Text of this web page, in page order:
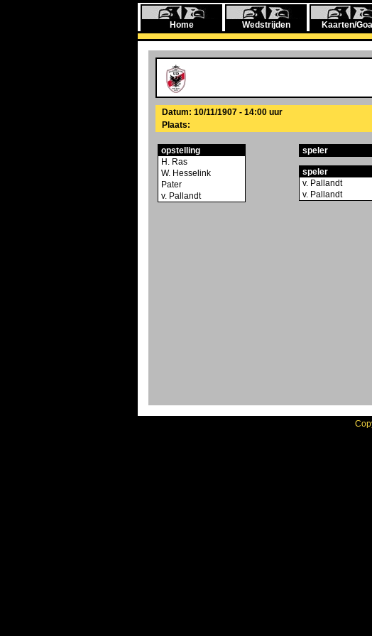
Home Wedstrijden Kaarten/
Datum: 10/11/1907 - 14:00 uur
Plaats:
opstelling
H. Ras
W. Hesselink
Pater
v. Pallandt
speler
speler
v. Pallandt
v. Pallandt